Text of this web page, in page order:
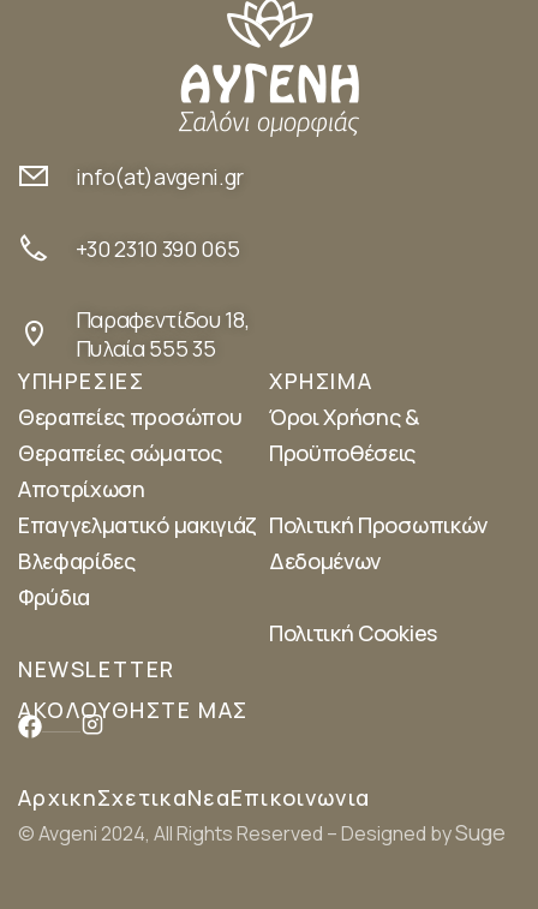
info(at)avgeni.gr
+30 2310 390 065
Παραφεντίδου 18,
Πυλαία 555 35
ΥΠΗΡΕΣΙΕΣ
Θεραπείες προσώπου
Θεραπείες σώματος
Αποτρίχωση
Επαγγελματικό μακιγιάζ
Βλεφαρίδες
Φρύδια
ΧΡΗΣΙΜΑ
Όροι Χρήσης &
Προϋποθέσεις
Πολιτική Προσωπικών
Δεδομένων
Πολιτική Cookies
NEWSLETTER
ΑΚΟΛΟΥΘΗΣΤΕ ΜΑΣ
ΑρχικηΣχετικαΝεαΕπικοινωνια
© Avgeni 2024, All Rights Reserved – Designed bySuge